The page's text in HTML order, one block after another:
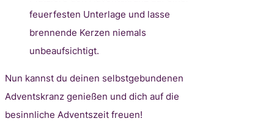
feuerfesten Unterlage und lasse
brennende Kerzen niemals
unbeaufsichtigt.
Nun kannst du deinen selbstgebundenen
Adventskranz genießen und dich auf die
besinnliche Adventszeit freuen!